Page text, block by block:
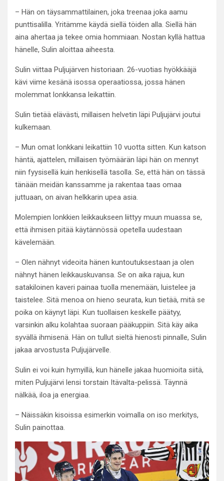
– Hän on täysammattilainen, joka treenaa joka aamu
punttisalilla. Yritämme käydä siellä töiden alla. Siellä hän
aina ahertaa ja tekee omia hommiaan. Nostan kyllä hattua
hänelle, Sulin aloittaa aiheesta.
Sulin viittaa Puljujärven historiaan. 26-vuotias hyökkääjä
kävi viime kesänä isossa operaatiossa, jossa hänen
molemmat lonkkansa leikattiin.
Sulin tietää elävästi, millaisen helvetin läpi Puljujärvi joutui
kulkemaan.
– Mun omat lonkkani leikattiin 10 vuotta sitten. Kun katson
häntä, ajattelen, millaisen työmäärän läpi hän on mennyt
niin fyysisellä kuin henkisellä tasolla. Se, että hän on tässä
tänään meidän kanssamme ja rakentaa taas omaa
juttuaan, on aivan helkkarin upea asia.
Molempien lonkkien leikkaukseen liittyy muun muassa se,
että ihmisen pitää käytännössä opetella uudestaan
kävelemään.
– Olen nähnyt videoita hänen kuntoutuksestaan ja olen
nähnyt hänen leikkauskuvansa. Se on aika rajua, kun
satakiloinen kaveri painaa tuolla menemään, luistelee ja
taistelee. Sitä menoa on hieno seurata, kun tietää, mitä se
poika on käynyt läpi. Kun tuollaisen keskelle päätyy,
varsinkin alku kolahtaa suoraan pääkuppiin. Sitä käy aika
syvällä ihmisenä. Hän on tullut sieltä hienosti pinnalle, Sulin
jakaa arvostusta Puljujärvelle.
Sulin ei voi kuin hymyillä, kun hänelle jakaa huomioita siitä,
miten Puljujärvi lensi torstain Itävalta-pelissä. Täynnä
nälkää, iloa ja energiaa.
– Näissäkin kisoissa esimerkin voimalla on iso merkitys,
Sulin painottaa.